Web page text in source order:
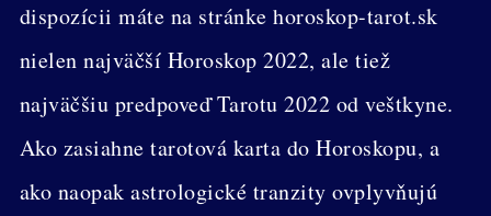
dispozícii máte na stránke horoskop-tarot.sk
nielen najväčší Horoskop 2022, ale tiež
najväčšiu predpoveď Tarotu 2022 od veštkyne.
Ako zasiahne tarotová karta do Horoskopu, a
ako naopak astrologické tranzity ovplyvňujú